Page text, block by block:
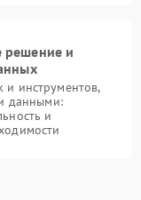
решение и
инструментов,
данными:
и